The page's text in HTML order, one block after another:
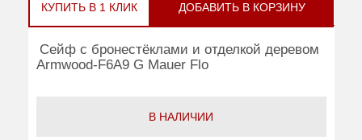
КУПИТЬ В 1 КЛИК ДОБАВИТЬ В КОРЗИНУ
Сейф с бронестёклами и отделкой деревом
Armwood-F6A9 G Mauer Flo
В НАЛИЧИИ